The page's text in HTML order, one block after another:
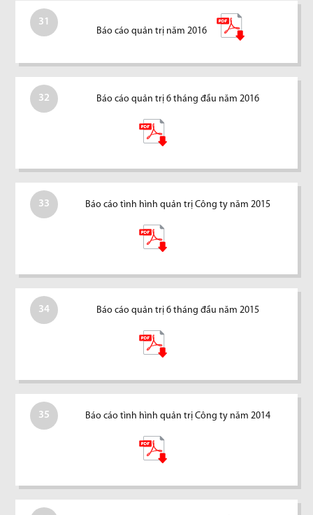
31
Báo cáo quản trị năm 2016
32 Báo cáo quản trị 6 tháng đầu năm 2016
33 Báo cáo tình hình quản trị Công ty năm 2015
34 Báo cáo quản trị 6 tháng đầu năm 2015
35 Báo cáo tình hình quản trị Công ty năm 2014